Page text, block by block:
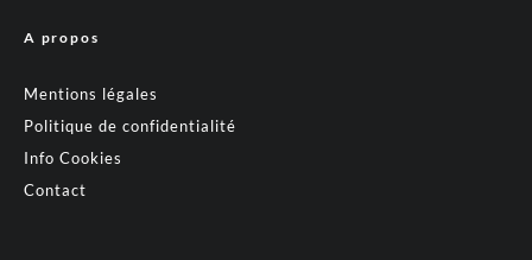
A propos
Mentions légales
Politique de confidentialité
Info Cookies
Contact